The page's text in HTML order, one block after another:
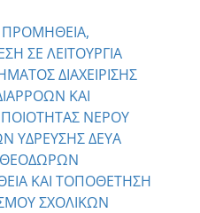
ΠΡΟΜΗΘΕΙΑ,
ΣΕ ΛΕΙΤΟΥΡΓΙΑ
ΔΙΑΧΕΙΡΙΣΗΣ
ΚΑΙ
ΝΕΡΟΥ
ΥΔΡΕΥΣΗΣ ΔΕΥΑ
ΘΕΟΔΩΡΩΝ
ΚΑΙ ΤΟΠΟΘΕΤΗΣΗ
ΣΧΟΛΙΚΩΝ